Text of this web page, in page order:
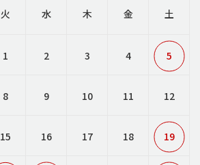
火 水 木 金 土
1 2 3 4 5
8 9 10 11 12
15 16 17 18 19